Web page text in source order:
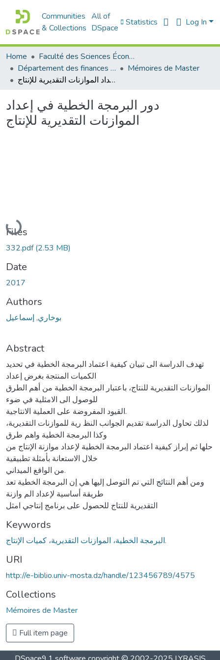
Communities
& Collections
All of
DSpace
Statistics Log In
Home
Faculté des Sciences Économiques Commerciales et des Sciences de Gestion
Département des finances et de comptabilité
Mémoires de Master
دور البرمجة الخطية في إعداد الموازنات التقديرية للإنتاج
دور البرمجة الخطية في إعداد
الموازنات التقديرية للإنتاج
Loading...
Files
332.pdf(2.53 MB)
Date
2017
Authors
بوخاري, إسماعيل
Abstract
تهدف الدراسة الى تبيان كيفية اعتماد البرمجة الخطية في تحديد
الكميات المنتجة بغرض إعداد
الموازنات التقديرية للنتاج، باعتبار البرمجة الخطية من أهم الطرق
للوصول الى الامثلية في ضوء
القيود المفروضة على العملية الانتاجية.
لذلك تحاول الدراسة تقديم الجوانب النظ رية للموازنات التقديرية،
وكذا البرمجة الخطية واهم طرق
حلها ثم إبراز كيفية اعتماد البرمجة الخطية لإعداد موازنة الإنتاج من
خلال الاستعانة بأمثلة تطبيقية
من الواقع الميداني.
ومن أهم النتائج التي تم التوصل إليها هي إن البرمجة الخطية تعد
طريقة أساسية لإعداد الم وازنة
التقديرية للنتاج للحصول على برنامج إنتاجي امثل
Keywords
البرمجة الخطية، الموازنات التقديرية، كميات الإنتاج.
URI
http://e-biblio.univ-mosta.dz/handle/123456789/4575
Collections
Mémoires de Master
Full item page